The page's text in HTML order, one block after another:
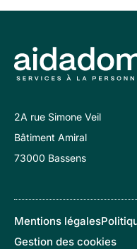
2A rue Simone Veil
Bâtiment Amiral
73000 Bassens
Mentions légales
Gestion des cookies